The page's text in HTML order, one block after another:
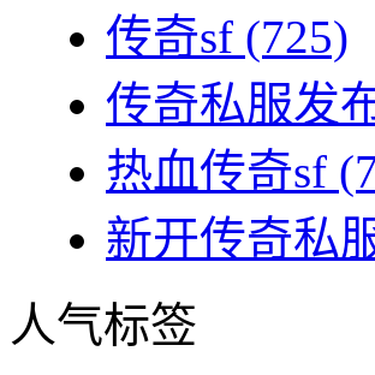
传奇sf (725)
传奇私服发
热血传奇sf
新开传奇私
人气标签